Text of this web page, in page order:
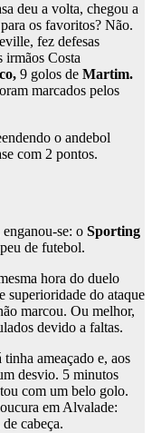
deu a volta, chegou a
os favoritos? Não.
fez defesas
irmãos Costa
9 golos de Martim.
marcados pelos
o andebol
com 2 pontos.
enganou-se: o Sporting
de futebol.
hora do duelo
superioridade do ataque
marcou. Ou melhor,
devido a faltas.
tinha ameaçado e, aos
desvio. 5 minutos
com um belo golo.
em Alvalade:
de cabeça.